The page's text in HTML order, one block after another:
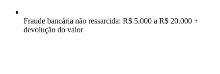
Fraude bancária não ressarcida: R$ 5.000 a R$ 20.000 +
devolução do valor